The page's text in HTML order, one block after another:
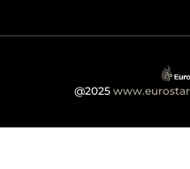
@2025